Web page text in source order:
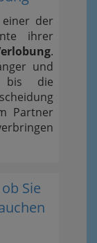
der
ihrer
.
und
bis die
Partner
Sie